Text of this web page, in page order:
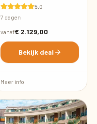
5,0
7 dagen
vanaf€ 2.129,00
Bekijk deal
Meer info